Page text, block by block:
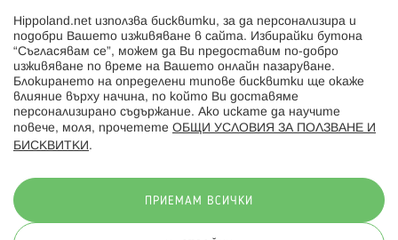
Hippoland.ro
Последвайте ни:
Hippoland.net използва бисквитки, за да персонализира и
подобри Вашето изживяване в сайта. Избирайки бутона
“Съгласявам се”, можем да Ви предоставим по-добро
изживяване по време на Вашето онлайн пазаруване.
Блокирането на определени типове бисквитки ще окаже
влияние върху начина, по който Ви доставяме
персонализирано съдържание. Ако искате да научите
повече, моля, прочетете ОБЩИ УСЛОВИЯ ЗА ПОЛЗВАНЕ И
БИСКВИТКИ .
ПРИЕМАМ ВСИЧКИ